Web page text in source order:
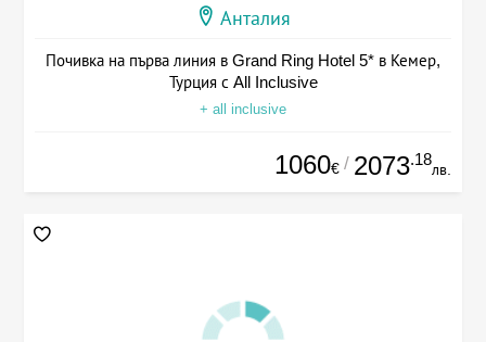
Анталия
Почивка на първа линия в Grand Ring Hotel 5* в Кемер,
Турция с All Inclusive
+ all inclusive
1060€ / 2073.18
лв.